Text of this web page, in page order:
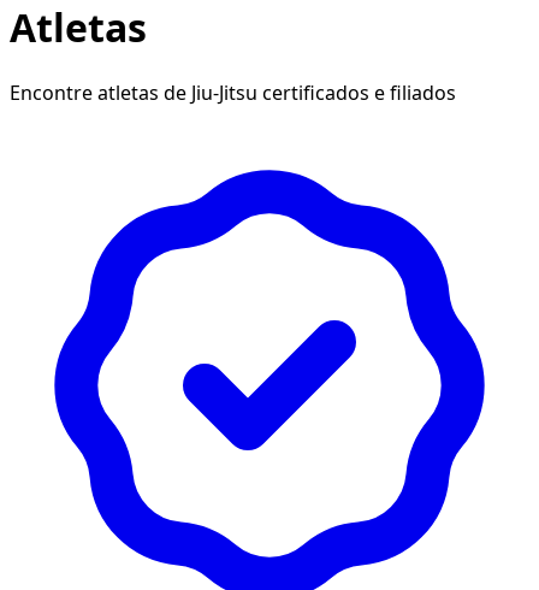
Atletas
Encontre atletas de Jiu-Jitsu certificados e filiados